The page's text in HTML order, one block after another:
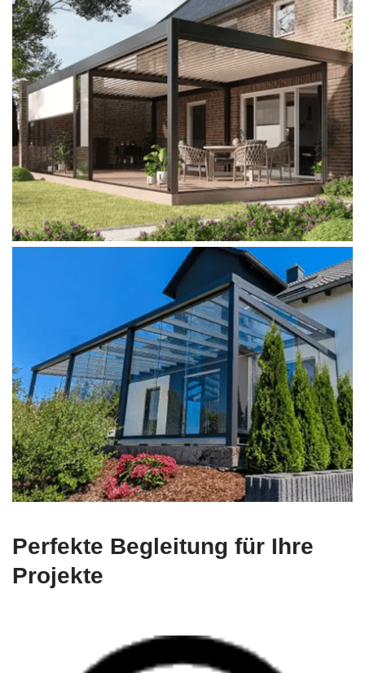
Perfekte Begleitung für Ihre
Projekte